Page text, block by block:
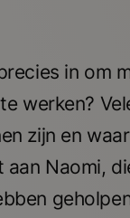
in om
werken?
zijn en
aan Naomi,